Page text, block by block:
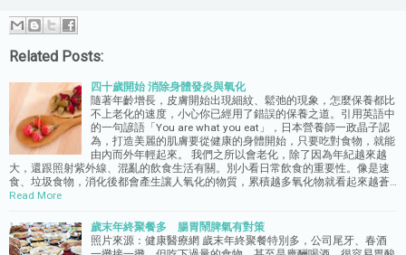
Related Posts:
四十歲開始 消除身體發炎與氧化
隨著年齡增長，皮膚開始出現細紋、鬆弛的現象，怎麼保養都比
不上老化的速度，小心你已經用了錯誤的保養之道。引用英語中
的一句諺語「You are what you eat」，日本營養師一政晶子認
為，打造美麗的肌膚要從健康的身體開始，只要吃對食物，就能
由內而外年輕起來。 我們之所以會老化，除了因為年紀越來越
大，還跟照射紫外線、混亂的飲食生活有關。別小看日常飲食的重要性。像是速
食、垃圾食物，消化後都會產生讓人氧化的物質，累積越多氧化物就看起來越蒼…
Read More
歲末年終聚餐多 腸胃鬧脾氣有對策
照片來源：健康醫療網 歲末年終聚餐特別多，公司尾牙、春酒